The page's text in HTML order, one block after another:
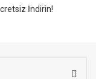
İndirin!